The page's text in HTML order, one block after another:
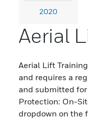
2020
Aerial
Aerial Lift
and requires a
and submitted
Protection: On-
dropdown on the